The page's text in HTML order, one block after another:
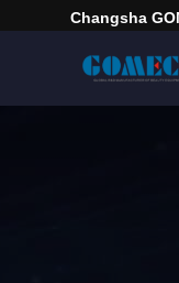
Changsha